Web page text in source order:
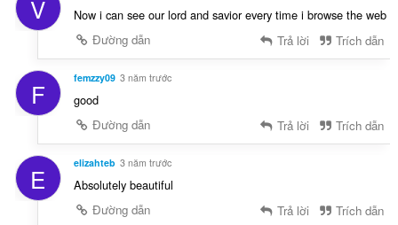
V
Now i can see our lord and savior every time i browse the web
Đường dẫn
Trả lời Trích dẫn
F femzzy09 3 năm trước
good
Đường dẫn
Trả lời Trích dẫn
E elizahteb 3 năm trước
Absolutely beautiful
Đường dẫn
Trả lời Trích dẫn